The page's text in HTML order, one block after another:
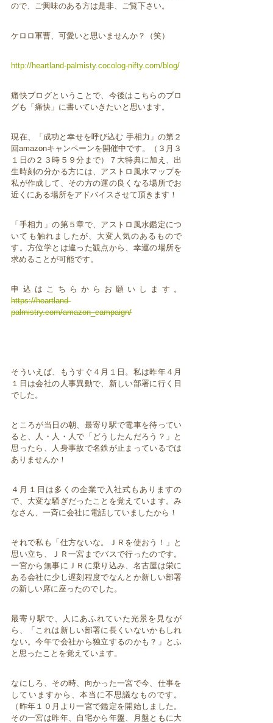
ので、ご興味のある方は是非、ご覧下さい。
ケロロ軍曹、可愛いと思いませんか？（笑）
http://heartland-palmisty.cocolog-nifty.com/blog/
痛快ブログということで、今後はこちらのブロ
グも「痛快」に書いていきたいと思います。
現在、「成功と幸せを呼び込む 手相力」の第２
回amazonキャンペーンを開催中です。（３月３
１日の２３時５９分まで）７大特典に加え、出
生時刻の分かる方には、アストロ風水マップを
私が作成して、その方の運の良くなる場所でお
近くにある場所をアドバイスさせて頂きます！
「手相力」の第５章で、アストロ風水鑑定につ
いても触れましたが、大変人気のあるもので
す。方位学とは違った観点から、幸運の場所を
求めることが可能です。
申込はこちらからお願いします。
https://heartland-
palmistry.com/amazon_campaign/
そういえば、もうすぐ４月１日。私は昨年４月
１日は会社の人事異動で、新しい部署に行く日
でした。
ところが当日の朝、最寄り駅で電車を待ってい
ると、人・人・人で「どうしたんだろう？」と
思ったら、人身事故で名鉄が止まっているでは
ありませんか！
４月１日は多くの企業で入社式もありますの
で、大変な騒ぎだったことを覚えています。み
なさん、一斉に会社に電話していましたから！
それで私も「仕方ないな。ＪＲを使おう！」と
思い立ち、ＪＲ一宮までバスで行ったのです。
一宮から無事にＪＲに乗り込み、名古屋は栄に
ある会社に少し遅刻程度でなんとか新しい部署
の新しい席に座ったのでした。
最寄り駅で、人にあふれていた光景を見なが
ら、「これは新しい部署に長くいないかもしれ
ない。今年で会社から独立するのかも？」とふ
と思ったことを覚えています。
なにしろ、その時、向かった一宮で今、仕事を
していますから、本当に不思議なものです。
（昨年１０月より一宮で鑑定を開始しました。
その一宮は昨年、自宅から年盤、月盤ともに大